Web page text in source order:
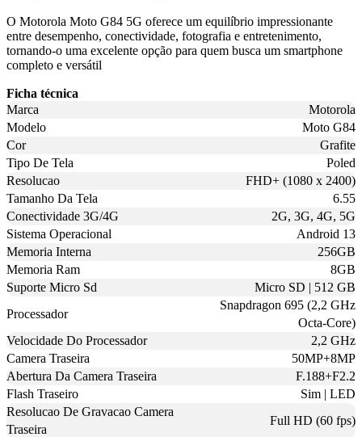
O Motorola Moto G84 5G oferece um equilíbrio impressionante
entre desempenho, conectividade, fotografia e entretenimento,
tornando-o uma excelente opção para quem busca um smartphone
completo e versátil
Ficha técnica
Marca
Motorola
Modelo
Moto G84
Cor
Grafite
Tipo De Tela
Poled
Resolucao
FHD+ (1080 x 2400)
Tamanho Da Tela
6.55
Conectividade 3G/4G
2G, 3G, 4G, 5G
Sistema Operacional
Android 13
Memoria Interna
256GB
Memoria Ram
8GB
Suporte Micro Sd
Micro SD | 512 GB
Processador
Snapdragon 695 (2,2 GHz
Octa-Core)
Velocidade Do Processador
2,2 GHz
Camera Traseira
50MP+8MP
Abertura Da Camera Traseira
F.188+F2.2
Flash Traseiro
Sim | LED
Resolucao De Gravacao Camera
Traseira
Full HD (60 fps)